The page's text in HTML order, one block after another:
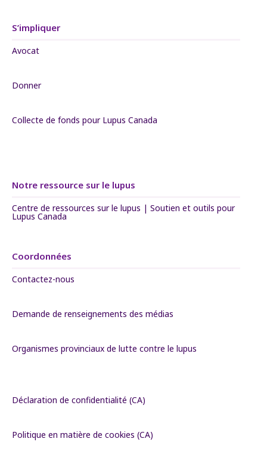
S’impliquer
Avocat
Donner
Collecte de fonds pour Lupus Canada
Notre ressource sur le lupus
Centre de ressources sur le lupus | Soutien et outils pour
Lupus Canada
Coordonnées
Contactez-nous
Demande de renseignements des médias
Organismes provinciaux de lutte contre le lupus
Déclaration de confidentialité (CA)
Politique en matière de cookies (CA)